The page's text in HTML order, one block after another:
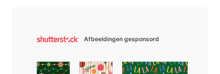
Afbeeldingen gesponsord